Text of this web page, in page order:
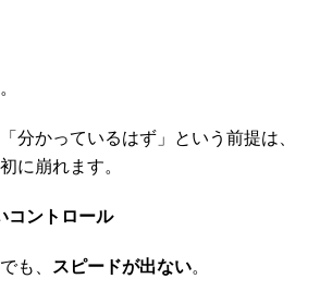
分かっているはず」という前提は、
に崩れます。
コントロール
も、 スピードが出ない。